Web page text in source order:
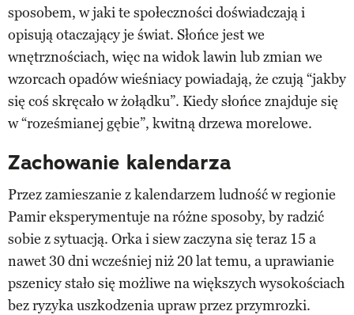
sposobem, w jaki te społeczności doświadczają i
opisują otaczający je świat. Słońce jest we
wnętrznościach, więc na widok lawin lub zmian we
wzorcach opadów wieśniacy powiadają, że czują “jakby
się coś skręcało w żołądku”. Kiedy słońce znajduje się
w “roześmianej gębie”, kwitną drzewa morelowe.
Zachowanie kalendarza
Przez zamieszanie z kalendarzem ludność w regionie
Pamir eksperymentuje na różne sposoby, by radzić
sobie z sytuacją. Orka i siew zaczyna się teraz 15 a
nawet 30 dni wcześniej niż 20 lat temu, a uprawianie
pszenicy stało się możliwe na większych wysokościach
bez ryzyka uszkodzenia upraw przez przymrozki.